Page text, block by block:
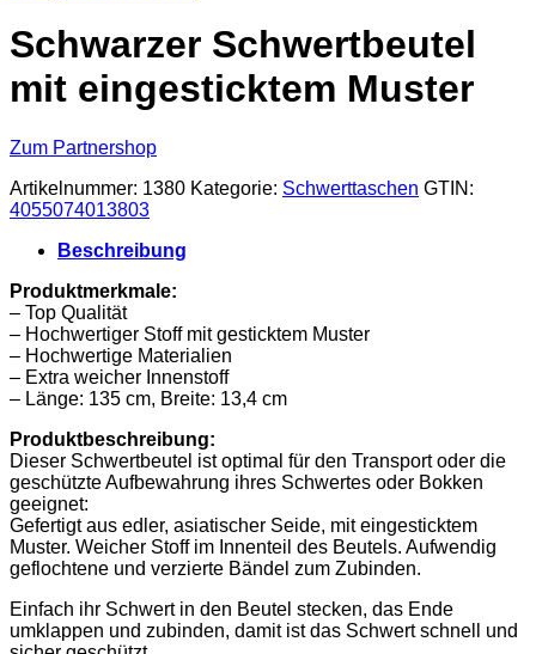
Schwarzer Schwertbeutel
mit eingesticktem Muster
Zum Partnershop
Artikelnummer: 1380 Kategorie: Schwerttaschen GTIN:
4055074013803
Beschreibung
Produktmerkmale:
– Top Qualität
– Hochwertiger Stoff mit gesticktem Muster
– Hochwertige Materialien
– Extra weicher Innenstoff
– Länge: 135 cm, Breite: 13,4 cm
Produktbeschreibung:
Dieser Schwertbeutel ist optimal für den Transport oder die
geschützte Aufbewahrung ihres Schwertes oder Bokken
geeignet:
Gefertigt aus edler, asiatischer Seide, mit eingesticktem
Muster. Weicher Stoff im Innenteil des Beutels. Aufwendig
geflochtene und verzierte Bändel zum Zubinden.
Einfach ihr Schwert in den Beutel stecken, das Ende
umklappen und zubinden, damit ist das Schwert schnell und